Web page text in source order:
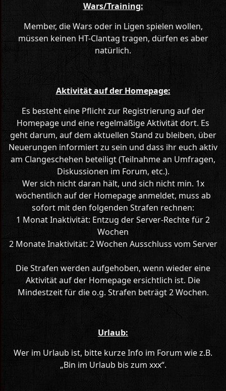
Wars/Training:
Member, die Wars oder in Ligen spielen wollen,
müssen keinen HT-Clantag tragen, dürfen es aber
natürlich.
Aktivität auf der Homepage:
Es besteht eine Pflicht zur Registrierung auf der
Homepage und eine regelmäßige Aktivität dort. Es
geht darum, auf dem aktuellen Stand zu bleiben, über
Neuerungen informiert zu sein und dass ihr euch aktiv
am Clangeschehen beteiligt (Teilnahme an Umfragen,
Diskussionen im Forum, etc.).
Wer sich nicht daran hält, und sich nicht min. 1x
wöchentlich auf der Homepage anmeldet, muss ab
sofort mit den folgenden Strafen rechnen:
1 Monat Inaktivität: Entzug der Server-Rechte für 2
Wochen
2 Monate Inaktivität: 2 Wochen Ausschluss vom Server
Die Strafen werden aufgehoben, wenn wieder eine
Aktivität auf der Homepage ersichtlich ist. Die
Mindestzeit für die o.g. Strafen beträgt 2 Wochen.
Urlaub:
Wer im Urlaub ist, bitte kurze Info im Forum wie z.B.
„Bin im Urlaub bis zum xxx“.